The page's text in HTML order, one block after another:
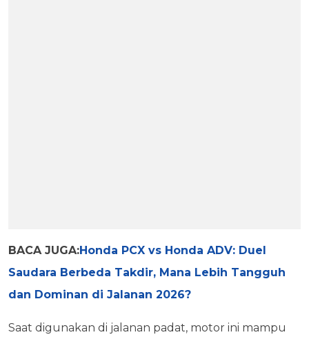
BACA JUGA:Honda PCX vs Honda ADV: Duel
Saudara Berbeda Takdir, Mana Lebih Tangguh
dan Dominan di Jalanan 2026?
Saat digunakan di jalanan padat, motor ini mampu